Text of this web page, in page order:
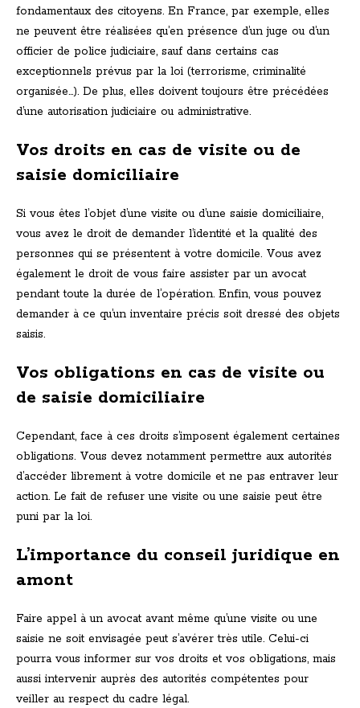
fondamentaux des citoyens. En France, par exemple, elles
ne peuvent être réalisées qu’en présence d’un juge ou d’un
officier de police judiciaire, sauf dans certains cas
exceptionnels prévus par la loi (terrorisme, criminalité
organisée…). De plus, elles doivent toujours être précédées
d’une autorisation judiciaire ou administrative.
Vos droits en cas de visite ou de
saisie domiciliaire
Si vous êtes l’objet d’une visite ou d’une saisie domiciliaire,
vous avez le droit de demander l’identité et la qualité des
personnes qui se présentent à votre domicile. Vous avez
également le droit de vous faire assister par un avocat
pendant toute la durée de l’opération. Enfin, vous pouvez
demander à ce qu’un inventaire précis soit dressé des objets
saisis.
Vos obligations en cas de visite ou
de saisie domiciliaire
Cependant, face à ces droits s’imposent également certaines
obligations. Vous devez notamment permettre aux autorités
d’accéder librement à votre domicile et ne pas entraver leur
action. Le fait de refuser une visite ou une saisie peut être
puni par la loi.
L’importance du conseil juridique en
amont
Faire appel à un avocat avant même qu’une visite ou une
saisie ne soit envisagée peut s’avérer très utile. Celui-ci
pourra vous informer sur vos droits et vos obligations, mais
aussi intervenir auprès des autorités compétentes pour
veiller au respect du cadre légal.